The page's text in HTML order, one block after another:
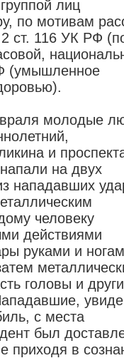
лиц
по мотивам
ст. 116 УК РФ
(умышленное
молодые
и
на двух
нападавших
человеку
действиями
руками и
головы и
с места
был
приходя в